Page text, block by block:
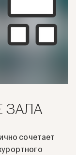
ЗАЛА
сочетает